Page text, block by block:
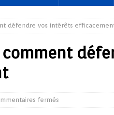
défendre vos intérêts
comment
fermés